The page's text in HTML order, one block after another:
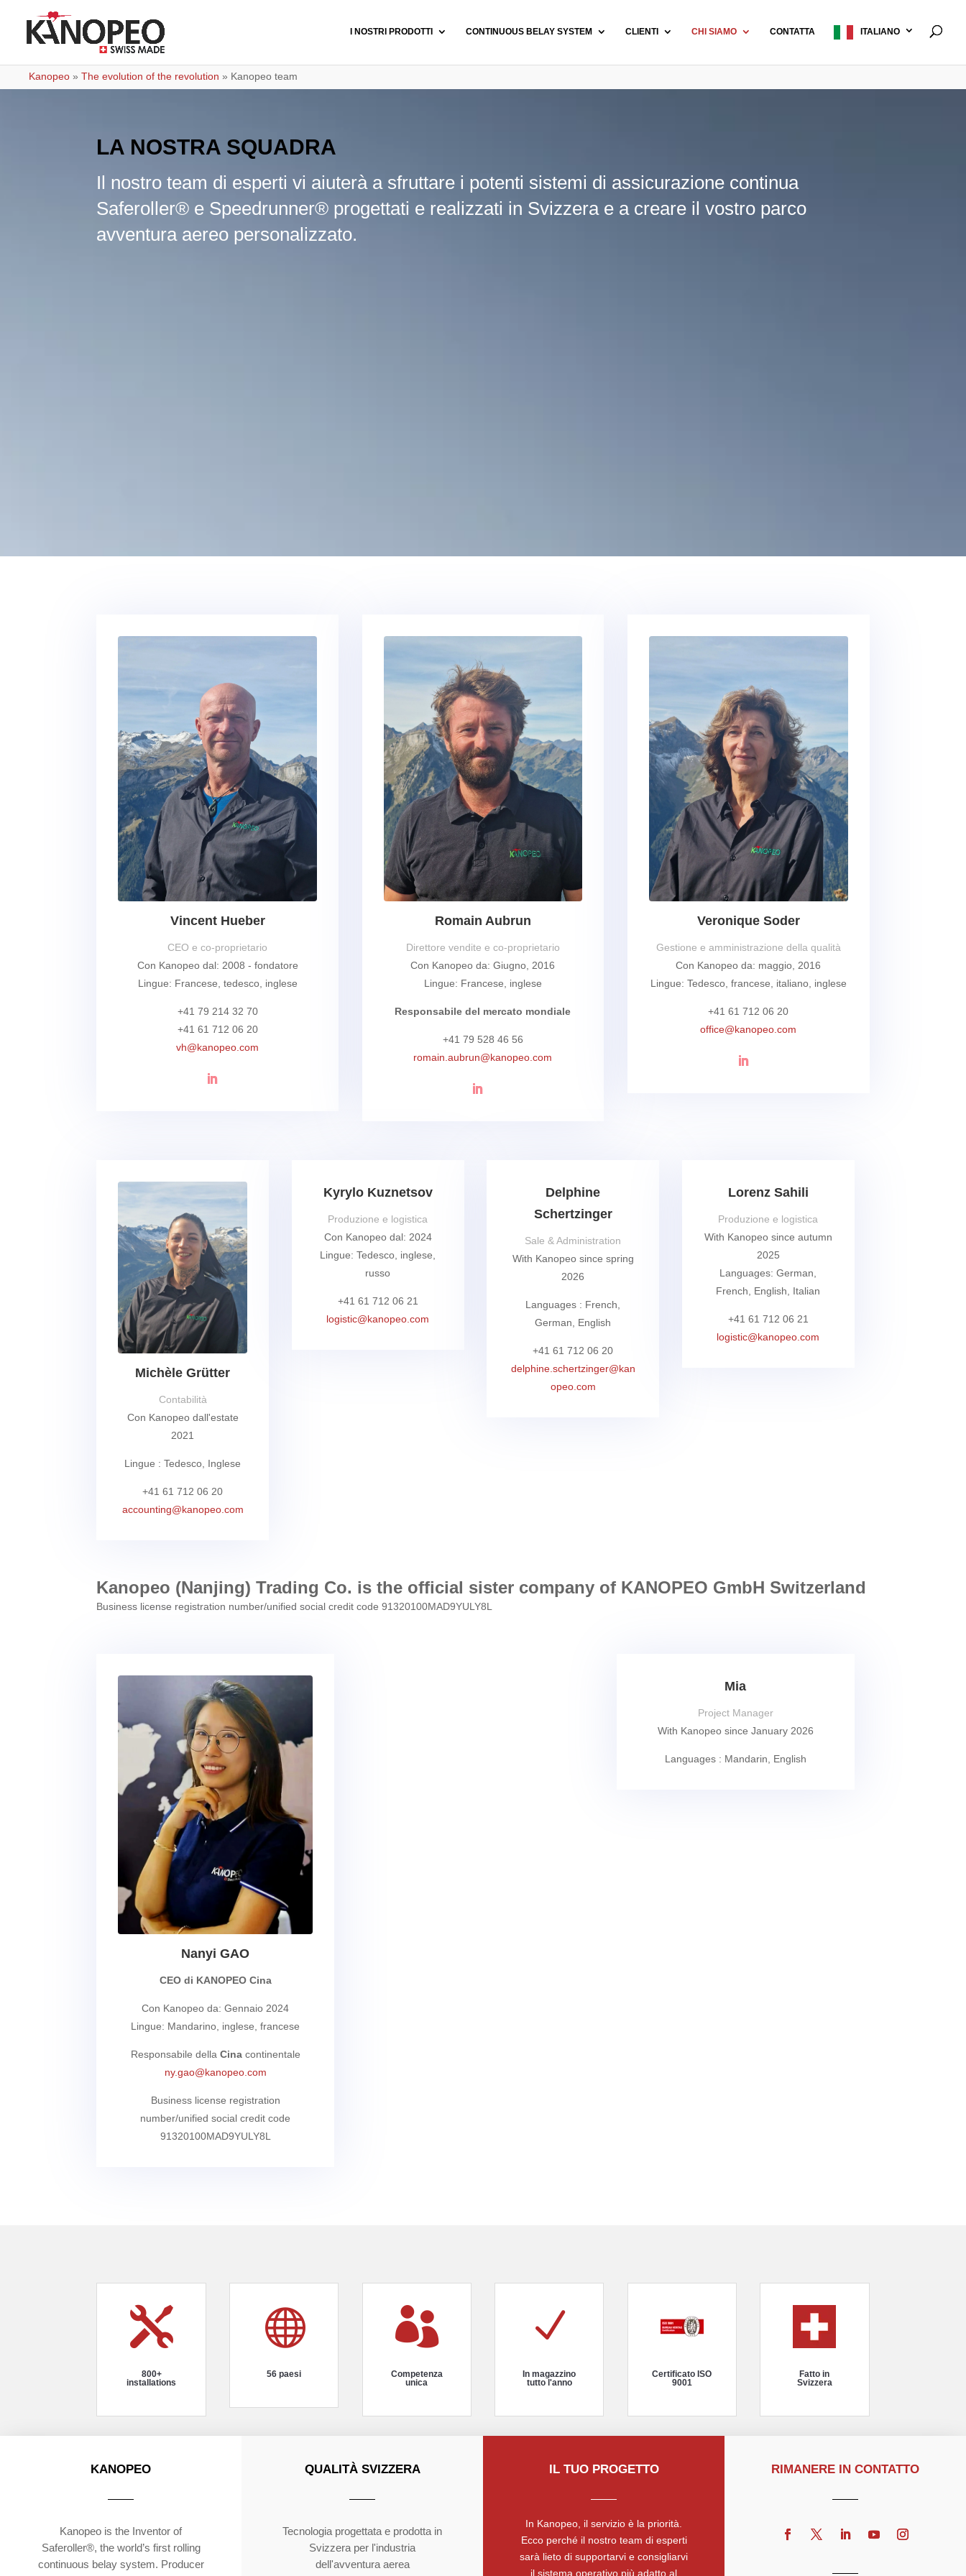
I NOSTRI PRODOTTI CONTINUOUS BELAY SYSTEM CLIENTI CHI SIAMO CONTATTA ITALIANO
Kanopeo » The evolution of the revolution » Kanopeo team
LA NOSTRA SQUADRA
Il nostro team di esperti vi aiuterà a sfruttare i potenti sistemi di assicurazione continua
Saferoller® e Speedrunner® progettati e realizzati in Svizzera e a creare il vostro parco
avventura aereo personalizzato.
Vincent Hueber
CEO e co-proprietario
Con Kanopeo dal: 2008 - fondatore
Lingue: Francese, tedesco, inglese
+41 79 214 32 70
+41 61 712 06 20
vh@kanopeo.com
Romain Aubrun
Direttore vendite e co-proprietario
Con Kanopeo da: Giugno, 2016
Lingue: Francese, inglese
Responsabile del mercato mondiale
+41 79 528 46 56
romain.aubrun@kanopeo.com
Veronique Soder
Gestione e amministrazione della qualità
Con Kanopeo da: maggio, 2016
Lingue: Tedesco, francese, italiano, inglese
+41 61 712 06 20
office@kanopeo.com
Michèle Grütter
Contabilità
Con Kanopeo dall'estate
2021
Lingue : Tedesco, Inglese
+41 61 712 06 20
accounting@kanopeo.com
Kyrylo Kuznetsov
Produzione e logistica
Con Kanopeo dal: 2024
Lingue: Tedesco, inglese,
russo
+41 61 712 06 21
logistic@kanopeo.com
Delphine
Schertzinger
Sale & Administration
With Kanopeo since spring
2026
Languages : French,
German, English
+41 61 712 06 20
delphine.schertzinger@kan
opeo.com
Lorenz Sahili
Produzione e logistica
With Kanopeo since autumn
2025
Languages: German,
French, English, Italian
+41 61 712 06 21
logistic@kanopeo.com
Kanopeo (Nanjing) Trading Co. is the official sister company of KANOPEO GmbH Switzerland
Business license registration number/unified social credit code 91320100MAD9YULY8L
Nanyi GAO
CEO di KANOPEO Cina
Con Kanopeo da: Gennaio 2024
Lingue: Mandarino, inglese, francese
Responsabile della Cinacontinentale
ny.gao@kanopeo.com
Business license registration
number/unified social credit code
91320100MAD9YULY8L
Mia
Project Manager
With Kanopeo since January 2026
Languages : Mandarin, English

800+
installations

56 paesi

Competenza
unica
N
In magazzino
tutto l'anno
Certificato ISO
9001
Fatto in
Svizzera
KANOPEO
Kanopeo is the Inventor of
Saferoller®, the world’s first rolling
continuous belay system. Producer
QUALITÀ SVIZZERA
Tecnologia progettata e prodotta in
Svizzera per l'industria
dell'avventura aerea
IL TUO PROGETTO
In Kanopeo, il servizio è la priorità.
Ecco perché il nostro team di esperti
sarà lieto di supportarvi e consigliarvi
il sistema operativo più adatto al
RIMANERE IN CONTATTO